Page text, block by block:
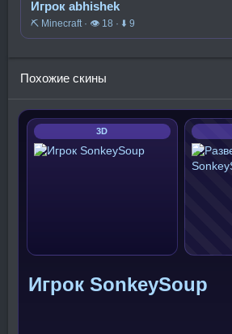
Игрок abhishek
⛏️ Minecraft · 👁 18 · ⬇ 9
Похожие скины
3D
Игрок SonkeySoup